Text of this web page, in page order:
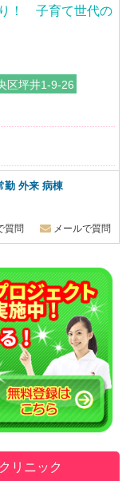
！ 子育て世代の
区坪井1-9-26
勤 外来 病棟
質問 メールで質問
リニック